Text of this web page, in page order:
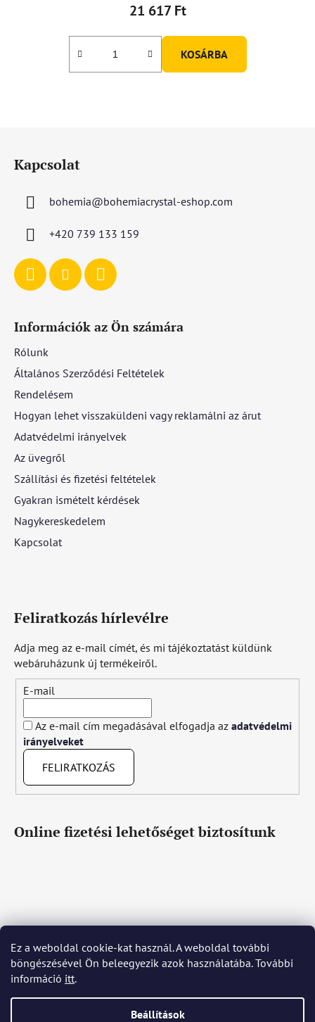
Ez a weboldal cookie-kat használ. A weboldal további
böngészésével Ön beleegyezik azok használatába. További
információ itt.
Beállítások
21 617 Ft
KOSÁRBA
Kapcsolat
bohemia@bohemiacrystal-eshop.com
+420 739 133 159
Információk az Ön számára
Rólunk
Általános Szerződési Feltételek
Rendelésem
Hogyan lehet visszaküldeni vagy reklamálni az árut
Adatvédelmi irányelvek
Az üvegről
Szállítási és fizetési feltételek
Gyakran ismételt kérdések
Nagykereskedelem
Kapcsolat
Feliratkozás hírlevélre
Adja meg az e-mail címét, és mi tájékoztatást küldünk
webáruházunk új termékeiről.
E-mail
Az e-mail cím megadásával elfogadja az adatvédelmi
irányelveket
FELIRATKOZÁS
Online fizetési lehetőséget biztosítunk
Čeština Slovenčina English Deutsch Magyar
Język polski Română Italiano Español Français
Português
Nederlands Українська Ελληνικά Svenska Dansk